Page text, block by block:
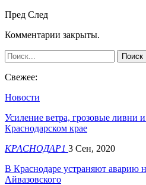
Пред След
Комментарии закрыты.
Свежее:
Новости
Усиление ветра, грозовые ливни
Краснодарском крае
КРАСНОДАР1 3 Сен, 2020
В Краснодаре устраняют аварию
Айвазовского